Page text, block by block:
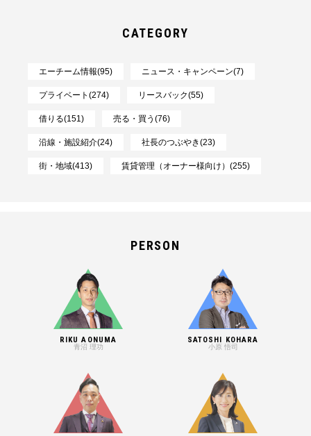
CATEGORY
エーチーム情報(95) ニュース・キャンペーン(7)
プライベート(274) リースバック(55)
借りる(151) 売る・買う(76)
沿線・施設紹介(24) 社長のつぶやき(23)
街・地域(413) 賃貸管理（オーナー様向け）(255)
PERSON
RIKU AONUMA
青沼 理功
SATOSHI KOHARA
小原 悟司